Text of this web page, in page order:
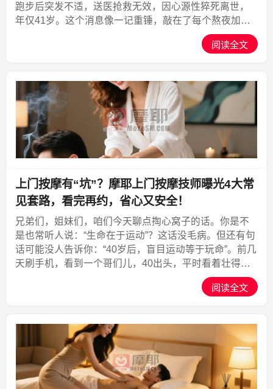
跑步后突发不适，送医抢救无效，因心源性猝死离世，
年仅41岁。这个消息像一记重锤，敲在了每个熬夜加
班、压力山大的都市人心里。你可能一边刷着手机，一
边摸着僵硬的肩膀想：“我昨晚又熬到凌晨两点，今天心
阅读全文
上门按摩有“坑”？摩耶上门按摩技师曝光4大常
见套路，看完再约，省心又安全！
兄弟们，姐妹们，咱们今天聊点掏心窝子的话。你是不
是也常听人说：“生命在于运动”？这话没毛病。但还有句
话可能没人告诉你：“40岁后，盲目运动等于玩命”。前几
天刷手机，看到一个哥们儿，40出头，平时看着壮得像
头牛，朋友圈里天天打卡跑步，结果呢？在马拉松的终
点线前，一头栽下去，就再也没起来。医生诊断：心
阅读全文